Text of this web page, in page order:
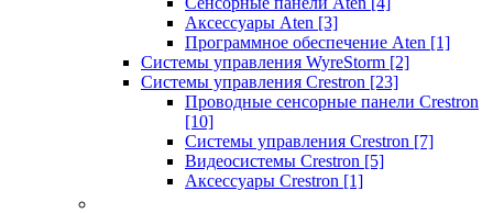
Аксессуары Aten [3]
Программное обеспечение Aten [1]
Системы управления WyreStorm [2]
Системы управления Crestron [23]
Проводные сенсорные панели Crestron
[10]
Системы управления Crestron [7]
Видеосистемы Crestron [5]
Аксессуары Crestron [1]